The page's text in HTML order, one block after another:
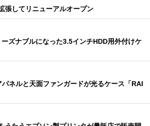
張してリニューアルオープン
ズナブルになった3.5インチHDD用外付けケ
ネルと天面ファンガードが光るケース「RAI